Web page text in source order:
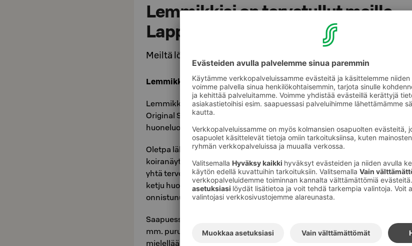
Lemmikkisi on tervetullut meille
Lappeeseen
Meiltä löytyy lemmikkihuoneita kaikissa huoneluokissa.
Lemmikkisi on tervetullut Lappeeseen
Lemmikkihuonelisä 15 € /vrk, S-Card jäsenille veloituksetta.
Original Sokos Hotel Lappeessa lemmikkihuoneita löytyy kaikissa
huoneluokissa.
Oletpa lähdössä viikonloppumatkalle, työmatkalle tai
koiranäyttelyyn, lemmikkiystävällisiin Sokos Hotelleihin koirasi on
yhtä tervetullut vieras kuin sinäkin. Best Friend ja Sokos Hotels -
ketju huolehtii siitä, että teidän molempien matkasta tulee helppo,
onnistunut ja mukava.
Saapuessanne hotelliin teitä odottaa tervetuliaiskassi, josta löytyy
mm. puruluita ja kakkapusseja. Henkilökuntamme kertoo
mielellään vinkkejä lähimmistä koirapuistoista ja